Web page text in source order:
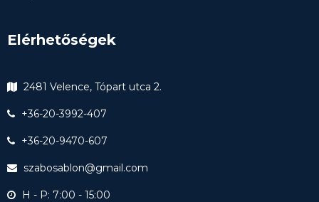
Elérhetőségek
2481 Velence, Tópart utca 2.
+36-20-3992-407
+36-20-9470-607
szabosablon@gmail.com
H - P: 7:00 - 15:00